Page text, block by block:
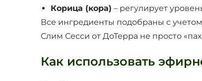
Корица (кора) – регулирует
Все ингредиенты подобраны с
Слим Сесси от ДоТерра не просто
Как использовать